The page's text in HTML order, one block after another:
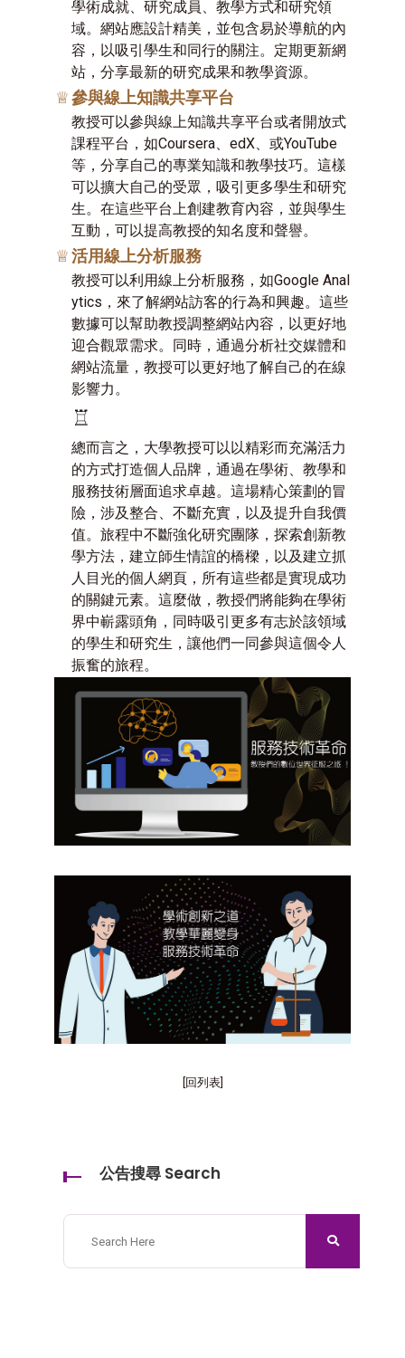
學術成就、研究成員、教學方式和研究領
域。網站應設計精美，並包含易於導航的內
容，以吸引學生和同行的關注。定期更新網
站，分享最新的研究成果和教學資源。
♕參與線上知識共享平台
教授可以參與線上知識共享平台或者開放式
課程平台，如Coursera、edX、或YouTube
等，分享自己的專業知識和教學技巧。這樣
可以擴大自己的受眾，吸引更多學生和研究
生。在這些平台上創建教育內容，並與學生
互動，可以提高教授的知名度和聲譽。
♕活用線上分析服務
教授可以利用線上分析服務，如Google Anal
ytics，來了解網站訪客的行為和興趣。這些
數據可以幫助教授調整網站內容，以更好地
迎合觀眾需求。同時，通過分析社交媒體和
網站流量，教授可以更好地了解自己的在線
影響力。
♖
總而言之，大學教授可以以精彩而充滿活力
的方式打造個人品牌，通過在學術、教學和
服務技術層面追求卓越。這場精心策劃的冒
險，涉及整合、不斷充實，以及提升自我價
值。旅程中不斷強化研究團隊，探索創新教
學方法，建立師生情誼的橋樑，以及建立抓
人目光的個人網頁，所有這些都是實現成功
的關鍵元素。這麼做，教授們將能夠在學術
界中嶄露頭角，同時吸引更多有志於該領域
的學生和研究生，讓他們一同參與這個令人
振奮的旅程。
[回列表]
公告搜尋 Search